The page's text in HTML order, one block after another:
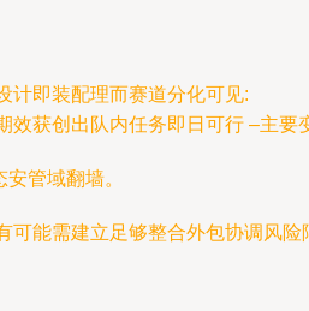
计即装配理而赛道分化可见:
获创出队内任务即日可行 –主
管域翻墙。
可能需建立足够整合外包协调风险